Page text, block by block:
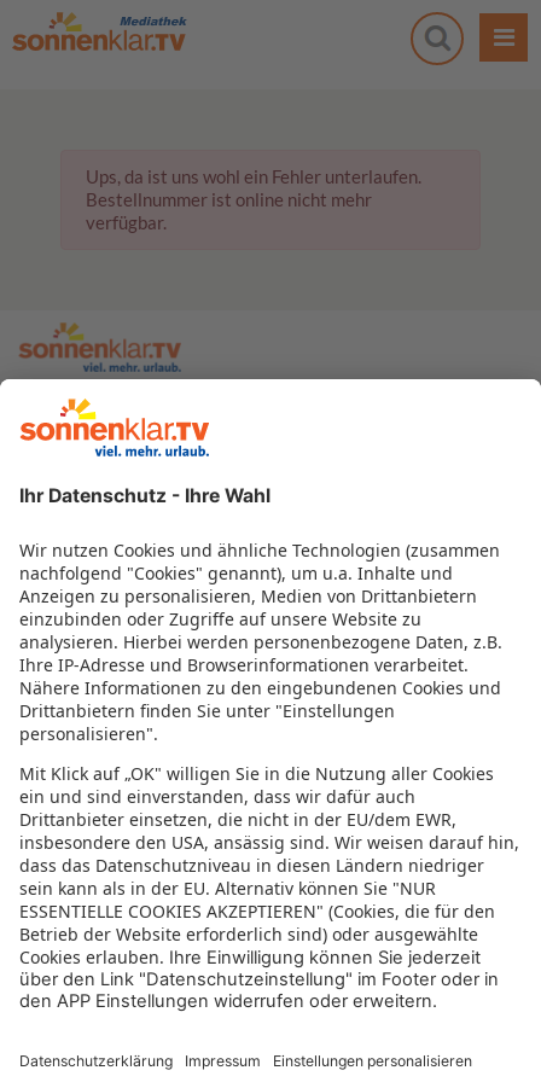
Ups, da ist uns wohl ein Fehler unterlaufen.
Bestellnummer ist online nicht mehr
verfügbar.
zur sonnenklar.TV Webseite
Moderatoren
Impressum
Informationen zur Barrierefreiheit
Datenschutz
Datenschutzeinstellungen
In der sonnenklar.TV Mediathek finden Sie alle Informationen rundum
den TV-Sender sonnenklar.TV!
Das Angebot war mal wieder zu schnell weg? Oder Sie wollen sich Ihre
nächste Traumreise noch einmal gratis etwas genauer anschauen? Dann
stöbern Sie doch in unserem TV-Programmund sehen Sie sich dort die
Folgen der letzten Tage nochmal an! Sie würden gerne wissen, was
gerade im TV läuft? Über unserenLive-Streamkönnen Sie sonnenklar.TV
online anschauen und die aktuellen Reise-Schnäppchen aus dem
Fernsehen verfolgen! Alle HDTV Infos und Empfangs-Einstellungen
finden Siehier. Dazu gehören Anleitungen zu den Einstellungen bei
Android & iOS Apps sowie der Windows PC App. Für Inspirationen sorgen
den Urlwald entführen! Diverse Videos von Hotels, der Umgebung und